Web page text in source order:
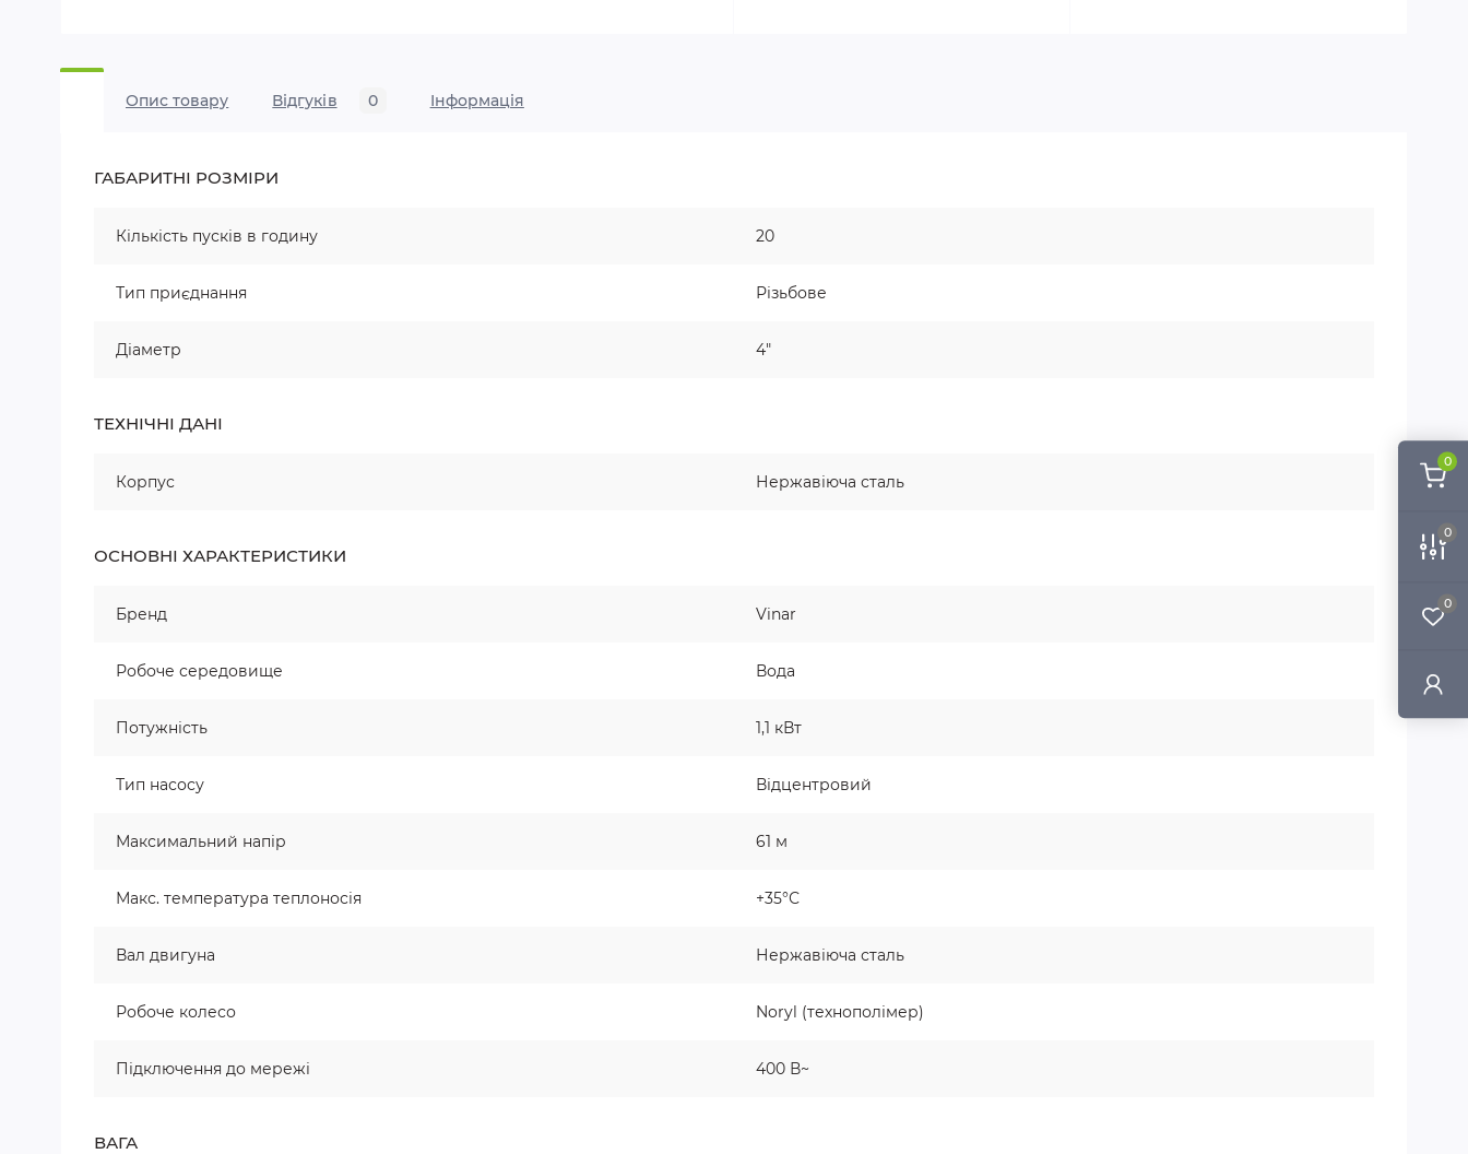
0
0
0
Опис товару Відгуків 0 Iнформація
ГАБАРИТНІ РОЗМІРИ
Кількість пусків в годину 20
Тип приєднання Різьбове
Діаметр 4"
ТЕХНІЧНІ ДАНІ
Корпус Нержавіюча сталь
ОСНОВНІ ХАРАКТЕРИСТИКИ
Бренд Vinar
Робоче середовище Вода
Потужність 1,1 кВт
Тип насосу Відцентровий
Максимальний напір 61 м
Макс. температура теплоносія +35°С
Вал двигуна Нержавіюча сталь
Робоче колесо Noryl (технополімер)
Підключення до мережі 400 В~
ВАГА